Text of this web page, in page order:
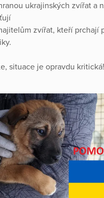
ukrajinských zvířat a
zvířat, kteří prchají
situace je opravdu kritická!